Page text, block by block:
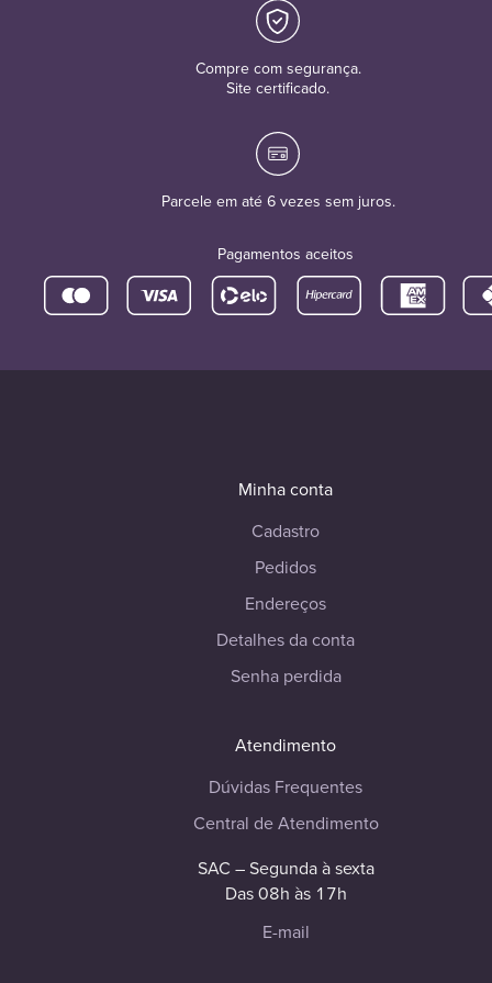
Compre com segurança.
Site certificado.
Parcele em até 6 vezes sem juros.
Pagamentos aceitos
Minha conta
Cadastro
Pedidos
Endereços
Detalhes da conta
Senha perdida
Atendimento
Dúvidas Frequentes
Central de Atendimento
SAC – Segunda à sexta
Das 08h às 17h
E-mail